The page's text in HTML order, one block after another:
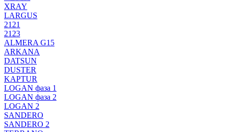
XRAY
LARGUS
2121
2123
ALMERA G15
ARKANA
DATSUN
DUSTER
KAPTUR
LOGAN фаза 1
LOGAN фаза 2
LOGAN 2
SANDERO
SANDERO 2